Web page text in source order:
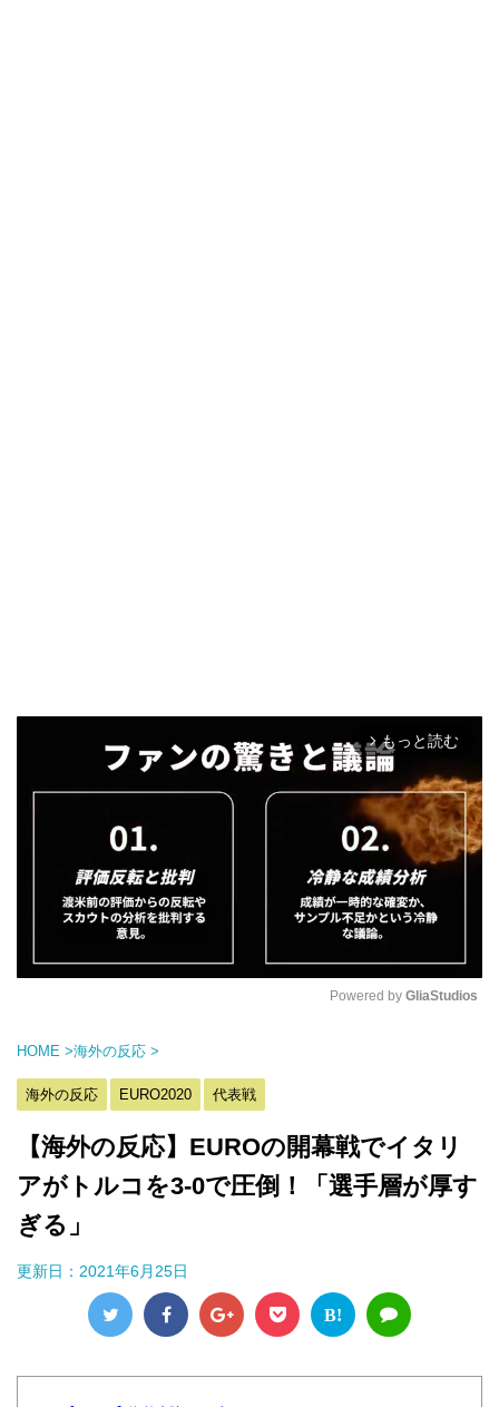
arrow_forward_ios もっと読む
Powered by GliaStudios
HOME >海外の反応 >
海外の反応 EURO2020 代表戦
【海外の反応】EUROの開幕戦でイタリ
アがトルコを3‐0で圧倒！「選手層が厚す
ぎる」
更新日： 2021年6月25日
B!